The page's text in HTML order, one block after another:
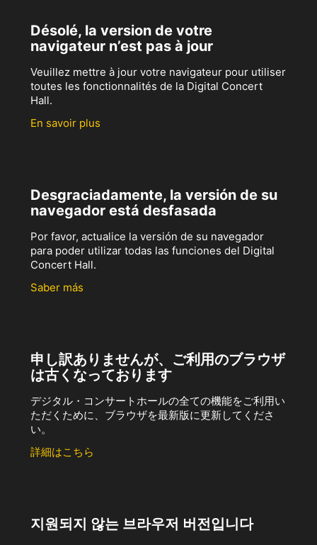
Désolé, la version de votre
navigateur n’est pas à jour
Veuillez mettre à jour votre navigateur pour utiliser
toutes les fonctionnalités de la Digital Concert
Hall.
En savoir plus
Desgraciadamente, la versión de su
navegador está desfasada
Por favor, actualice la versión de su navegador
para poder utilizar todas las funciones del Digital
Concert Hall.
Saber más
申し訳ありませんが、ご利用のブラウザ
は古くなっております
デジタル・コンサートホールの全ての機能をご利用い
ただくために、ブラウザを最新版に更新してくださ
い。
詳細はこちら
지원되지 않는 브라우저 버전입니다